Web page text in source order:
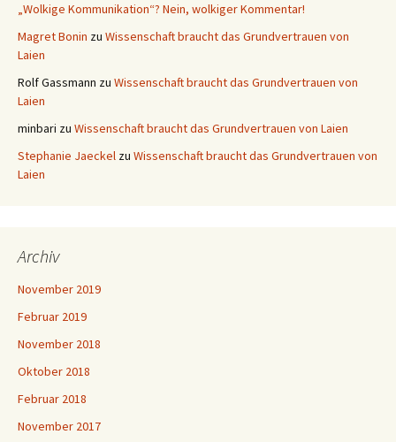
„Wolkige Kommunikation“? Nein, wolkiger Kommentar!
Magret Bonin zu Wissenschaft braucht das Grundvertrauen von
Laien
Rolf Gassmann zu Wissenschaft braucht das Grundvertrauen von
Laien
minbari zu Wissenschaft braucht das Grundvertrauen von Laien
Stephanie Jaeckel zu Wissenschaft braucht das Grundvertrauen von
Laien
Archiv
November 2019
Februar 2019
November 2018
Oktober 2018
Februar 2018
November 2017